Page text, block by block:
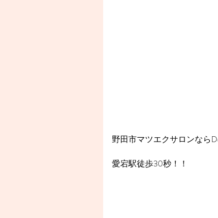
野田市マツエクサロンなら
愛宕駅徒歩30秒！！